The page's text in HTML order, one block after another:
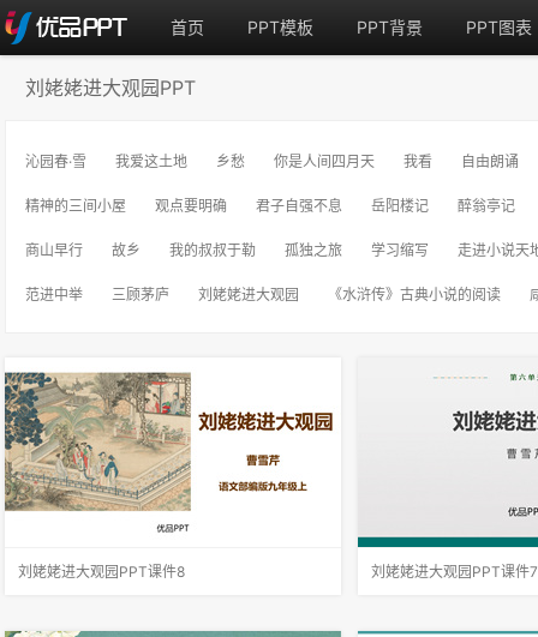
首页 PPT模板 PPT背景 PPT图表
刘姥姥进大观园PPT
沁园春·雪 我爱这土地 乡愁 你是人间四月天 我看 自由朗诵
精神的三间小屋 观点要明确 君子自强不息 岳阳楼记 醉翁亭记
商山早行 故乡 我的叔叔于勒 孤独之旅 学习缩写 走进小说天
范进中举 三顾茅庐 刘姥姥进大观园 《水浒传》古典小说的阅读
刘姥姥进大观园PPT课件8
与前后文对照，看谁没被写到，想想是不是作者
刘姥姥进大观园PPT课件7
部分完整地刻画了一次刘